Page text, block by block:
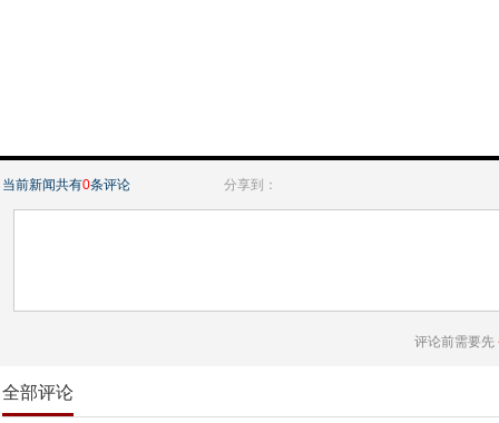
当前新闻共有0条评论 分享到：
评论前需要先
全部评论